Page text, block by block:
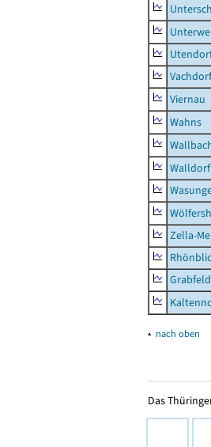
Vachdorf
Viernau
Wahns
Walldorf
Zella-
Grabfeld
▴ nach oben
Das